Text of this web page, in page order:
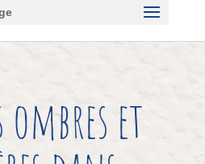
ombres et